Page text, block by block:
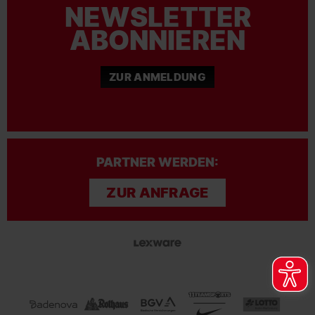
NEWSLETTER
ABONNIEREN
ZUR ANMELDUNG
PARTNER WERDEN:
ZUR ANFRAGE